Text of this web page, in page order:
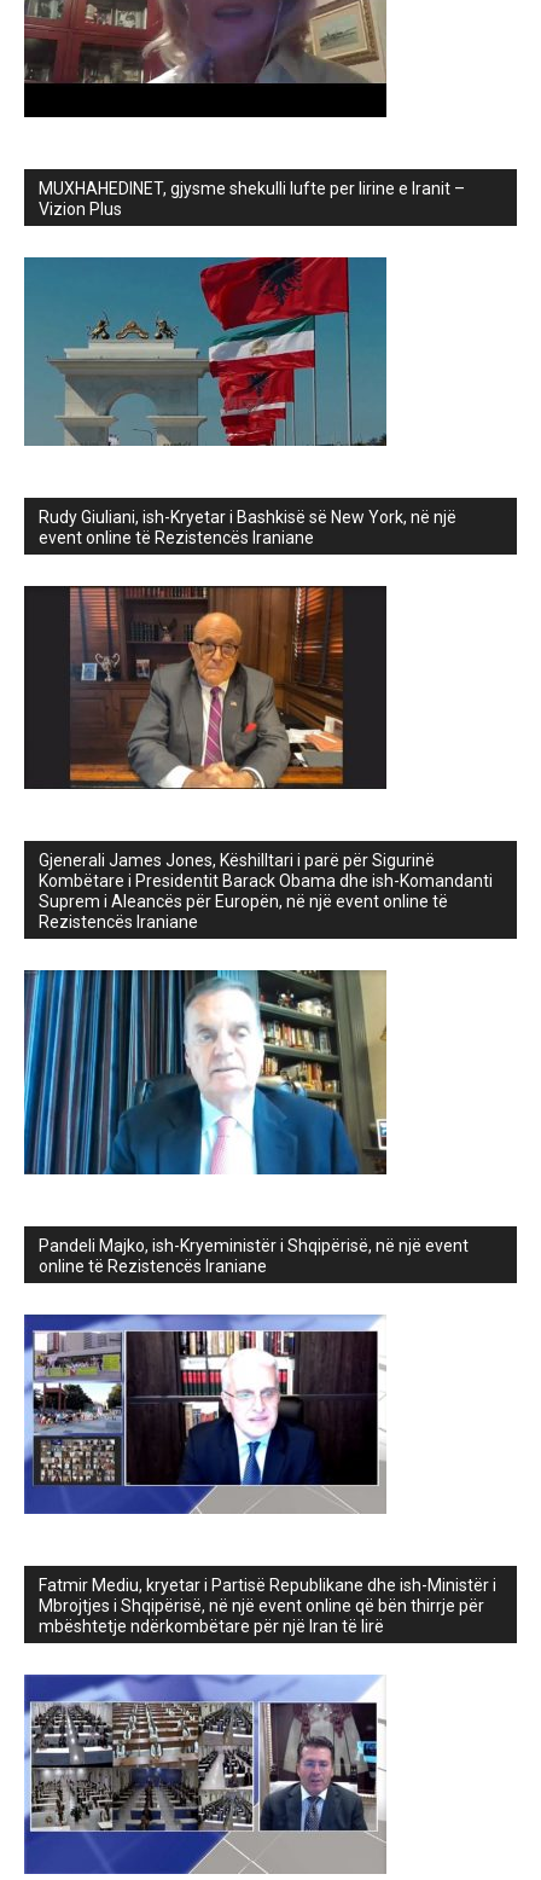
MUXHAHEDINET, gjysme shekulli lufte per lirine e Iranit –
Vizion Plus
Rudy Giuliani, ish-Kryetar i Bashkisë së New York, në një
event online të Rezistencës Iraniane
Gjenerali James Jones, Këshilltari i parë për Sigurinë
Kombëtare i Presidentit Barack Obama dhe ish-Komandanti
Suprem i Aleancës për Europën, në një event online të
Rezistencës Iraniane
Pandeli Majko, ish-Kryeministër i Shqipërisë, në një event
online të Rezistencës Iraniane
Fatmir Mediu, kryetar i Partisë Republikane dhe ish-Ministër i
Mbrojtjes i Shqipërisë, në një event online që bën thirrje për
mbështetje ndërkombëtare për një Iran të lirë